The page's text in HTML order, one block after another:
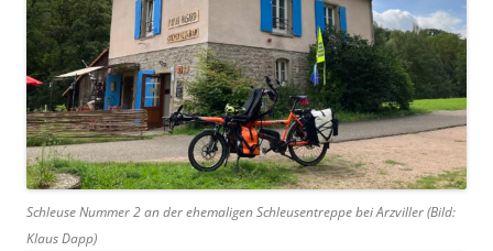
Schleuse Nummer 2 an der ehemaligen Schleusentreppe bei Arzviller (Bild:
Klaus Dapp)